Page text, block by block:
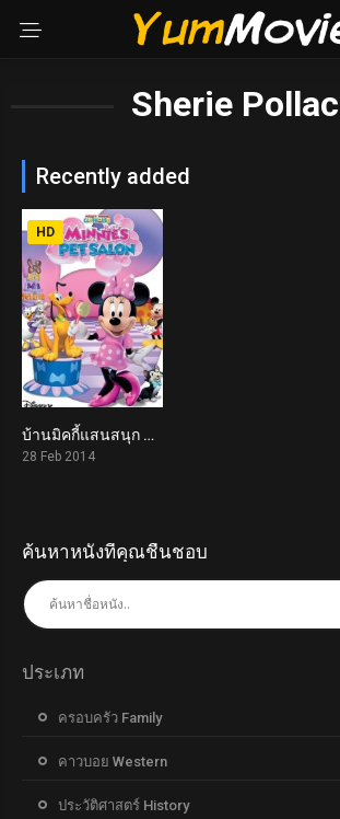
Sherie
Recently added
5.5
HD
บ้านมิคกี้แสนสนุก ตอน โชว์พิเศษของมินนี่ Mickey Mouse Clubhouse: Minnie’s Pet Salon (2014)
28 Feb 2014
ค้นหาหนังที่คุณชื่นชอบ
ประเภท
ครอบครัว Family
คาวบอย Western
ประวัติศาสตร์ History